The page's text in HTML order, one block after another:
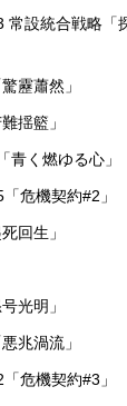
常設統合戦略「
靂蕭然」
揺籃」
青く燃ゆる心」
危機契約#2」
回生」
光明」
兆渦流」
危機契約#3」